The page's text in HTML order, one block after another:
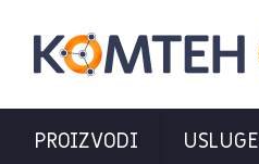
PROIZVODI USLUGE